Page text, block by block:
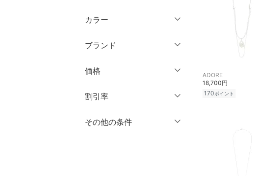
ジャケット・アウター
パンツ
ワンピース・ドレス
スカート
オールインワン・オーバ
ーオール
カラー
クリア
ブランド
価格
絞り込み
割引率
％OFF～ ％OFF
その他の条件
ADORE
18,700円
170ポイント